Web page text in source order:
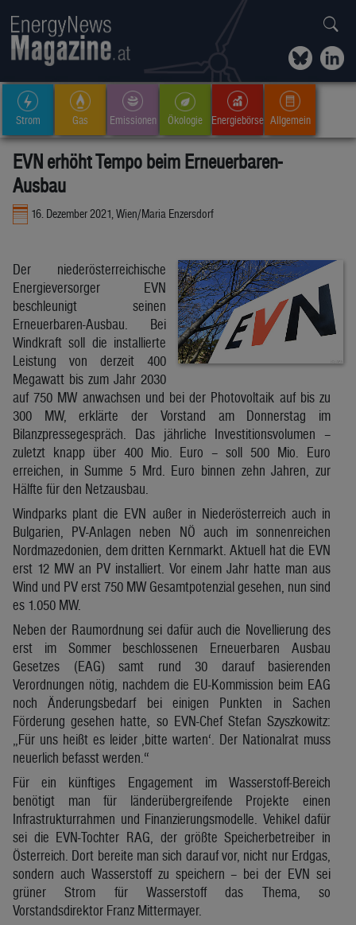
Strom Gas Emissionen Ökologie Energiebörse Allgemein
EVN erhöht Tempo beim Erneuerbaren-
Ausbau
16. Dezember 2021, Wien/Maria Enzersdorf
Der niederösterreichische
Energieversorger EVN
beschleunigt seinen
Erneuerbaren-Ausbau. Bei
Windkraft soll die installierte
Leistung von derzeit 400
Megawatt bis zum Jahr 2030
auf 750 MW anwachsen und bei der Photovoltaik auf bis zu
300 MW, erklärte der Vorstand am Donnerstag im
Bilanzpressegespräch. Das jährliche Investitionsvolumen –
zuletzt knapp über 400 Mio. Euro – soll 500 Mio. Euro
erreichen, in Summe 5 Mrd. Euro binnen zehn Jahren, zur
Hälfte für den Netzausbau.
Windparks plant die EVN außer in Niederösterreich auch in
Bulgarien, PV-Anlagen neben NÖ auch im sonnenreichen
Nordmazedonien, dem dritten Kernmarkt. Aktuell hat die EVN
erst 12 MW an PV installiert. Vor einem Jahr hatte man aus
Wind und PV erst 750 MW Gesamtpotenzial gesehen, nun sind
es 1.050 MW.
Neben der Raumordnung sei dafür auch die Novellierung des
erst im Sommer beschlossenen Erneuerbaren Ausbau
Gesetzes (EAG) samt rund 30 darauf basierenden
Verordnungen nötig, nachdem die EU-Kommission beim EAG
noch Änderungsbedarf bei einigen Punkten in Sachen
Förderung gesehen hatte, so EVN-Chef Stefan Szyszkowitz:
„Für uns heißt es leider ‚bitte warten‘. Der Nationalrat muss
neuerlich befasst werden.“
Für ein künftiges Engagement im Wasserstoff-Bereich
benötigt man für länderübergreifende Projekte einen
Infrastrukturrahmen und Finanzierungsmodelle. Vehikel dafür
sei die EVN-Tochter RAG, der größte Speicherbetreiber in
Österreich. Dort bereite man sich darauf vor, nicht nur Erdgas,
sondern auch Wasserstoff zu speichern – bei der EVN sei
grüner Strom für Wasserstoff das Thema, so
Vorstandsdirektor Franz Mittermayer.